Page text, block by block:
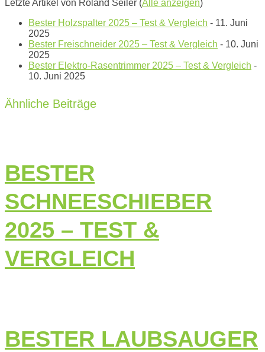
Letzte Artikel von Roland Seiler (Alle anzeigen)
Bester Holzspalter 2025 – Test & Vergleich - 11. Juni
2025
Bester Freischneider 2025 – Test & Vergleich - 10. Juni
2025
Bester Elektro-Rasentrimmer 2025 – Test & Vergleich -
10. Juni 2025
Ähnliche Beiträge
BESTER
SCHNEESCHIEBER
2025 – TEST &
VERGLEICH
BESTER LAUBSAUGER